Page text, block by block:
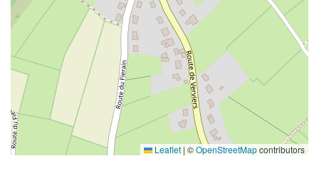
Leaflet | ©OpenStreetMapcontributors